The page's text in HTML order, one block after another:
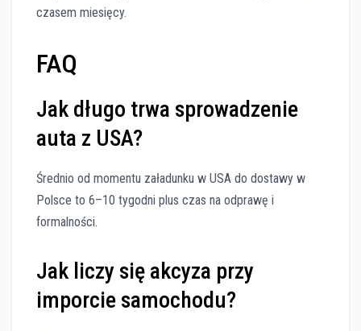
czasem miesięcy.
FAQ
Jak długo trwa sprowadzenie
auta z USA?
Średnio od momentu załadunku w USA do dostawy w
Polsce to 6–10 tygodni plus czas na odprawę i
formalności.
Jak liczy się akcyza przy
imporcie samochodu?